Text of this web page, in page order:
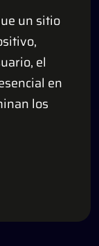
un sitio
el
en
los